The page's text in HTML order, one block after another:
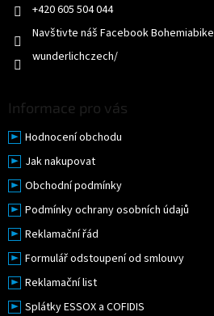
p
+420 605 504 044
Navštivte náš Facebook Bohemiabike
wunderlichczech/
Informace pro vás
Hodnocení obchodu
Jak nakupovat
Obchodní podmínky
Podmínky ochrany osobních údajů
Reklamační řád
Formulář odstoupení od smlouvy
Reklamační list
Splátky ESSOX a COFIDIS